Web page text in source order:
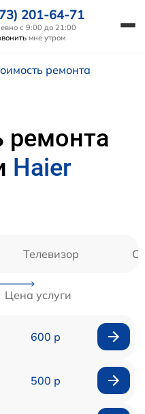
201-64-71
с 9:00 до 21:00
мне утром
ремонта
ремонта
Haier
Телевизор
Цена услуги
600 р
500 р